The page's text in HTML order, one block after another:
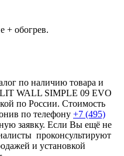
+ обогрев.
по наличию товара и
WALL SIMPLE 09 EVO
по России. Стоимость
по телефону +7 (495)
заявку. Если Вы ещё не
проконсультируют
и установкой